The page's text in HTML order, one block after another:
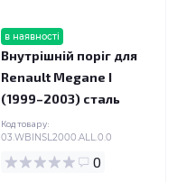
в наявності
Внутрішній поріг для
Renault Megane I
(1999–2003) сталь
Код товару:
03.WBINSL2000.ALL.0.0
0